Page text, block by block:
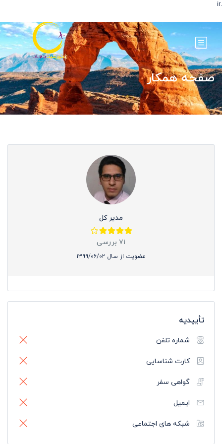
.ir
صفحه همکار
مدیر کل
۷۱ بررسی
عضویت از سال ۱۳۹۹/۰۶/۰۲
تأییدیه
شماره تلفن
کارت شناسایی
گواهی سفر
ایمیل
شبکه های اجتماعی